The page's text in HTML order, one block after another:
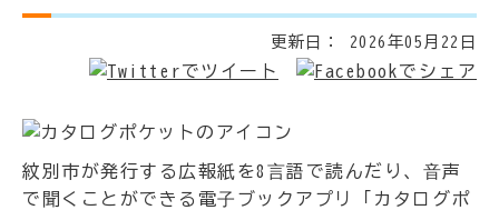
更新日： 2026年05月22日
紋別市が発行する広報紙を8⾔語で読んだり、⾳声
で聞くことができる電⼦ブックアプリ「カタログポ